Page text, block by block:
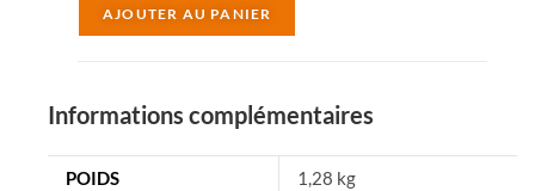
AJOUTER AU PANIER
n
Informations complémentaires
POIDS 1,28 kg